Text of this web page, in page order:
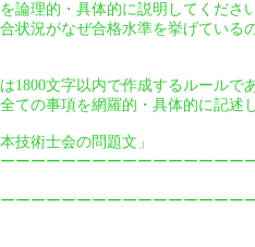
論理的・具体的に説明してくださ
状況がなぜ合格水準を挙げている
1800文字以内で作成するルール
ての事項を網羅的・具体的に記述
技術士会の問題文」
ーーーーーーーーーーーーーー
ーーーーーーーーーーーーーー